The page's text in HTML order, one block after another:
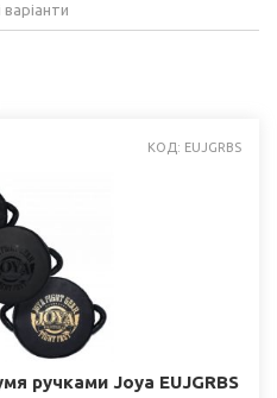
варіанти
КОД: EUJGRBS
ручками Joya EUJGRBS